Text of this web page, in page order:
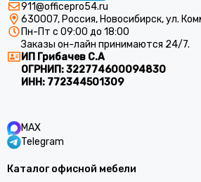
911@officepro54.ru
630007, Россия, Новосибирск, ул.
Пн-Пт с 09:00 до 18:00
Заказы он-лайн принимаются 24/7.
ИП Грибачев С.А
ОГРНИП:322774600094830
ИНН: 772344501309
MAX
Telegram
Каталог офисной мебели